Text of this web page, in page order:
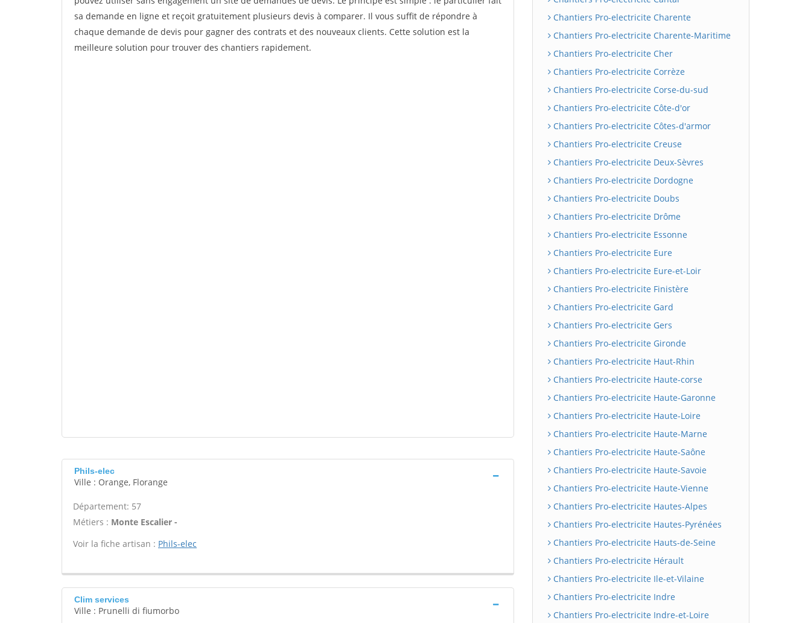
sa demande en ligne et reçoit gratuitement plusieurs devis à comparer. Il vous suffit de répondre à
chaque demande de devis pour gagner des contrats et des nouveaux clients. Cette solution est la
meilleure solution pour trouver des chantiers rapidement.
Phils-elec
Ville : Orange, Florange
Département: 57
Métiers : Monte Escalier -
Voir la fiche artisan : Phils-elec
Clim services
Ville : Prunelli di fiumorbo
Chantiers Pro-electricite Charente
Chantiers Pro-electricite Charente-Maritime
Chantiers Pro-electricite Cher
Chantiers Pro-electricite Corrèze
Chantiers Pro-electricite Corse-du-sud
Chantiers Pro-electricite Côte-d'or
Chantiers Pro-electricite Côtes-d'armor
Chantiers Pro-electricite Creuse
Chantiers Pro-electricite Deux-Sèvres
Chantiers Pro-electricite Dordogne
Chantiers Pro-electricite Doubs
Chantiers Pro-electricite Drôme
Chantiers Pro-electricite Essonne
Chantiers Pro-electricite Eure
Chantiers Pro-electricite Eure-et-Loir
Chantiers Pro-electricite Finistère
Chantiers Pro-electricite Gard
Chantiers Pro-electricite Gers
Chantiers Pro-electricite Gironde
Chantiers Pro-electricite Haut-Rhin
Chantiers Pro-electricite Haute-corse
Chantiers Pro-electricite Haute-Garonne
Chantiers Pro-electricite Haute-Loire
Chantiers Pro-electricite Haute-Marne
Chantiers Pro-electricite Haute-Saône
Chantiers Pro-electricite Haute-Savoie
Chantiers Pro-electricite Haute-Vienne
Chantiers Pro-electricite Hautes-Alpes
Chantiers Pro-electricite Hautes-Pyrénées
Chantiers Pro-electricite Hauts-de-Seine
Chantiers Pro-electricite Hérault
Chantiers Pro-electricite Ile-et-Vilaine
Chantiers Pro-electricite Indre
Chantiers Pro-electricite Indre-et-Loire